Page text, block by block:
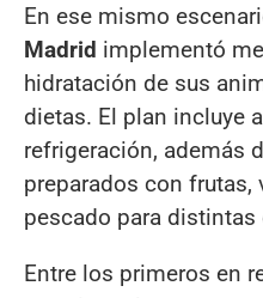
En ese mismo
Madrid implementó
hidratación de sus
dietas. El plan incluye
refrigeración, además
preparados con frutas,
pescado para distintas
Entre los primeros en